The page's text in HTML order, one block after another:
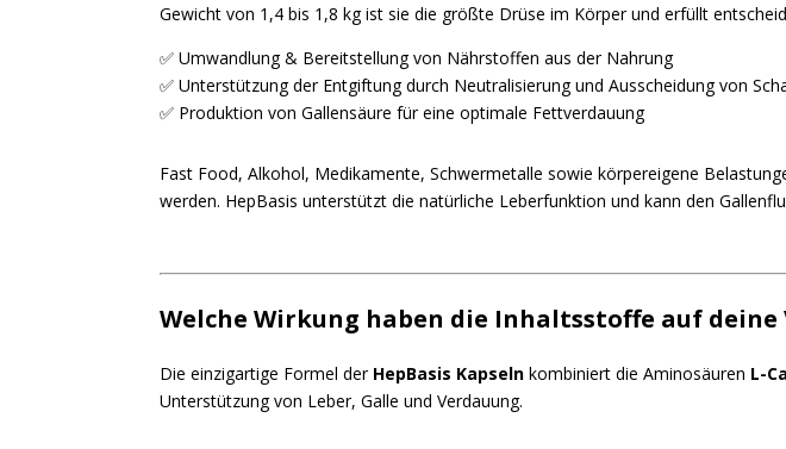
Gewicht von 1,4 bis 1,8 kg ist sie die größte Drüse im Körper und erfüllt
✅ Umwandlung & Bereitstellung von Nährstoffen aus der Nahrung
✅ Unterstützung der Entgiftung durch Neutralisierung und Ausscheidung von
✅ Produktion von Gallensäure für eine optimale Fettverdauung
Fast Food, Alkohol, Medikamente, Schwermetalle sowie körpereigene
werden. HepBasis unterstützt die natürliche Leberfunktion und kann den
Welche Wirkung haben die Inhaltsstoffe auf
Die einzigartige Formel der HepBasis Kapseln kombiniert die Aminosäuren L-
Unterstützung von Leber, Galle und Verdauung.